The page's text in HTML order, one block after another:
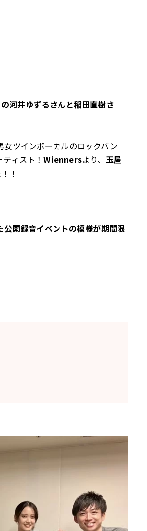
河井ゆずるさんと稲田直樹さ
ツインボーカルのロックバン
ティスト！Wiennersより、 玉屋
！
開録音イベントの模様が期間限